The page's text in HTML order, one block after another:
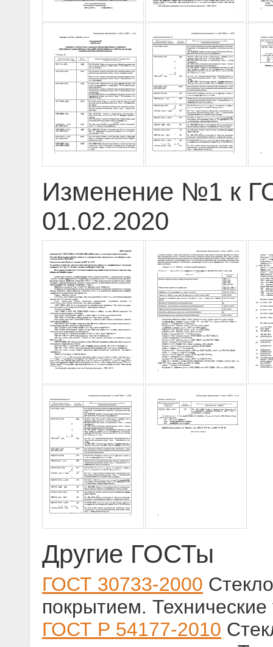
Изменение №1 к
01.02.2020
Другие ГОСТы
ГОСТ 30733-2000
покрытием. Технические
ГОСТ Р 54177-2010